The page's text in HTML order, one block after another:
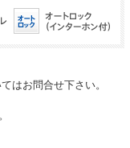
はお問合せ下さい。